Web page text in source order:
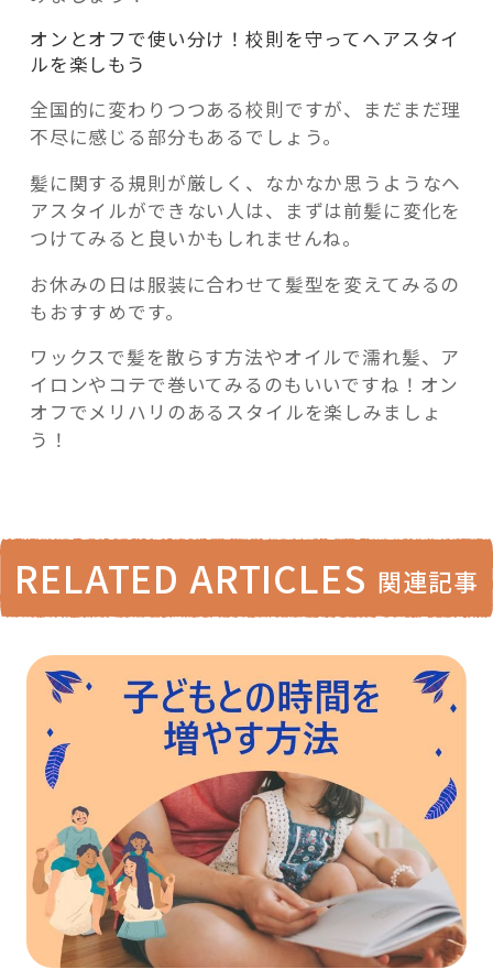
オンとオフで使い分け！校則を守ってヘアスタイ
ルを楽しもう
全国的に変わりつつある校則ですが、まだまだ理
不尽に感じる部分もあるでしょう。
髪に関する規則が厳しく、なかなか思うようなヘ
アスタイルができない人は、まずは前髪に変化を
つけてみると良いかもしれませんね。
お休みの日は服装に合わせて髪型を変えてみるの
もおすすめです。
ワックスで髪を散らす方法やオイルで濡れ髪、ア
イロンやコテで巻いてみるのもいいですね！オン
オフでメリハリのあるスタイルを楽しみましょ
う！
RELATED ARTICLES 関連記事